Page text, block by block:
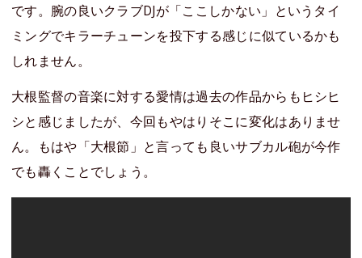
です。腕の良いクラブDJが「ここしかない」というタイ
ミングでキラーチューンを投下する感じに似ているかも
しれません。
大根監督の音楽に対する愛情は過去の作品からもヒシヒ
シと感じましたが、今回もやはりそこに変化はありませ
ん。もはや「大根節」と言っても良いサブカル砲が今作
でも轟くことでしょう。